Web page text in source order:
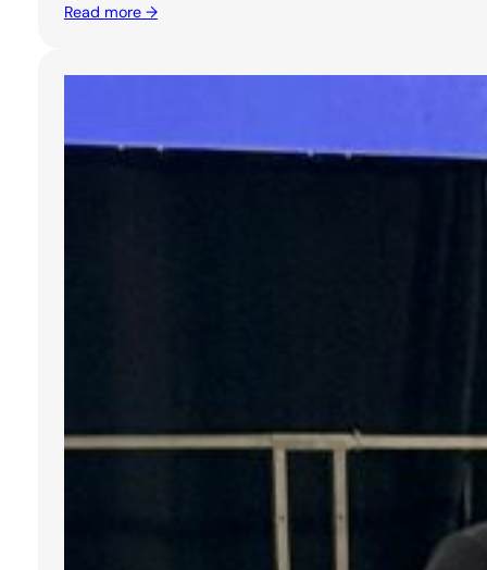
Read more →